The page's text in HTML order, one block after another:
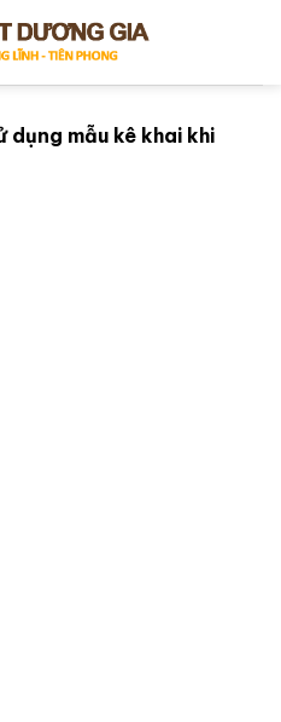
dụng mẫu kê khai khi